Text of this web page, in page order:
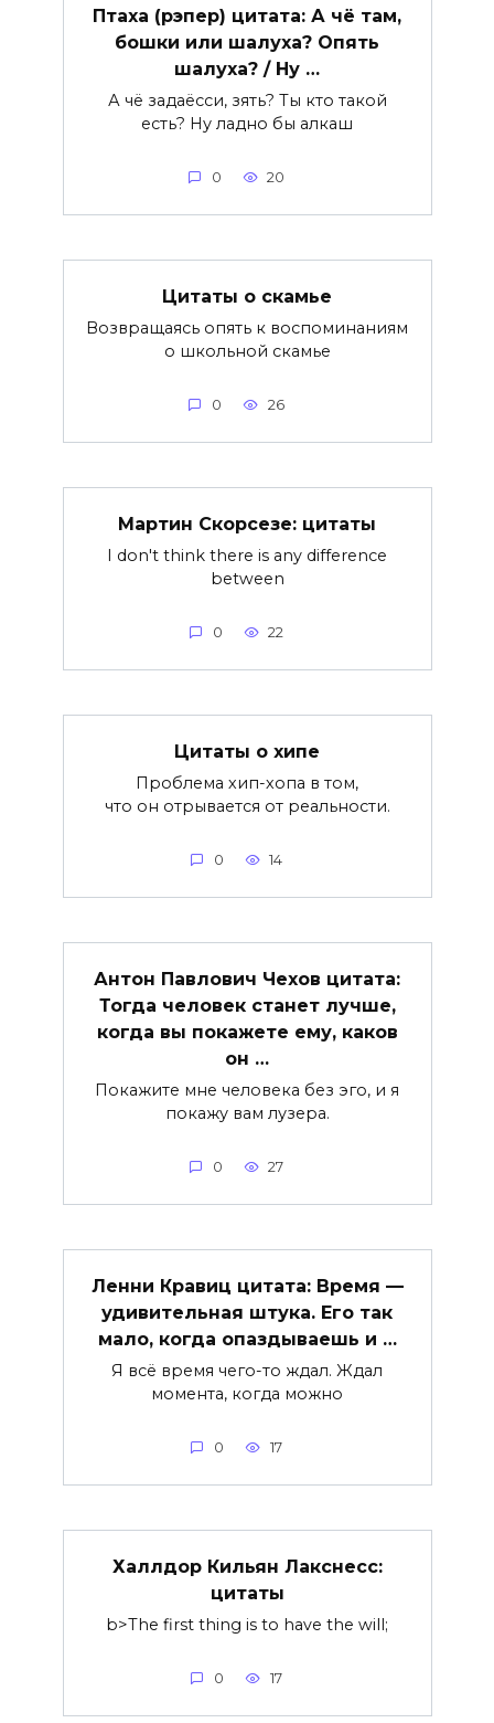
Птаха (рэпер) цитата: А чё там,
бошки или шалуха? Опять
шалуха? / Ну …
А чё задаёсси, зять? Ты кто такой
есть? Ну ладно бы алкаш
0 20
Цитаты о скамье
Возвращаясь опять к воспоминаниям
о школьной скамье
0 26
Мартин Скорсезе: цитаты
I don't think there is any difference
between
0 22
Цитаты о хипе
Проблема хип-хопа в том,
что он отрывается от реальности.
0 14
Антон Павлович Чехов цитата:
Тогда человек станет лучше,
когда вы покажете ему, каков
он …
Покажите мне человека без эго, и я
покажу вам лузера.
0 27
Ленни Кравиц цитата: Время —
удивительная штука. Его так
мало, когда опаздываешь и …
Я всё время чего-то ждал. Ждал
момента, когда можно
0 17
Халлдор Кильян Лакснесс:
цитаты
b>The first thing is to have the will;
0 17